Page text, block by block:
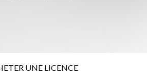
UNE LICENCE